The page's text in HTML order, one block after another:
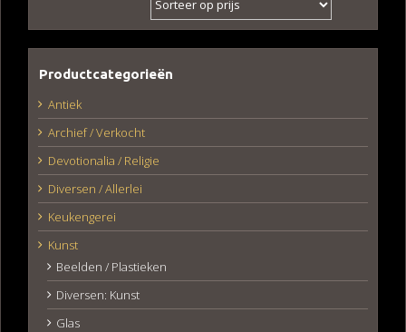
Productcategorieën
Antiek
Archief / Verkocht
Devotionalia / Religie
Diversen / Allerlei
Keukengerei
Kunst
Beelden / Plastieken
Diversen: Kunst
Glas